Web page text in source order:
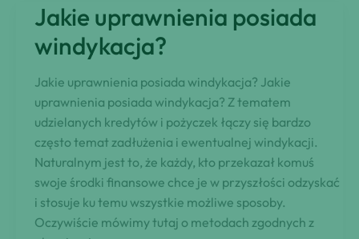
oferowane
na
rynku
pozabankowym?
Jakie uprawnienia posiada
windykacja?
Jakie uprawnienia posiada windykacja? Jakie
uprawnienia posiada windykacja? Z tematem
udzielanych kredytów i pożyczek łączy się bardzo
często temat zadłużenia i ewentualnej windykacji.
Naturalnym jest to, że każdy, kto przekazał komuś
swoje środki finansowe chce je w przyszłości odzyskać
i stosuje ku temu wszystkie możliwe sposoby.
Oczywiście mówimy tutaj o metodach zgodnych z